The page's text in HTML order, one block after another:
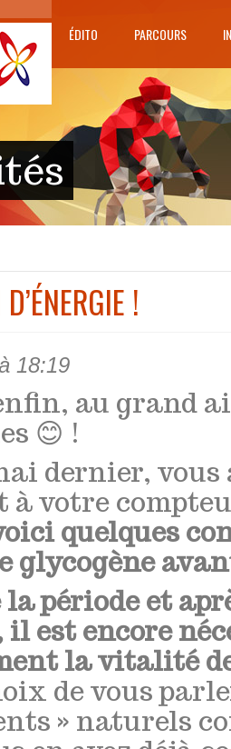
ÉDITO PARCOURS
!
18:19
au grand
😊 !
dernier, vous
votre
quelques
glycogène
période et
est encore
la vitalité
de vous
» naturels